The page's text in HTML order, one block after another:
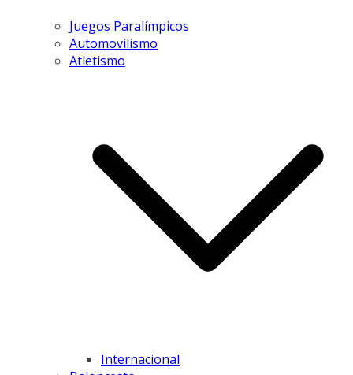
Juegos Paralímpicos
Automovilismo
Atletismo
Internacional